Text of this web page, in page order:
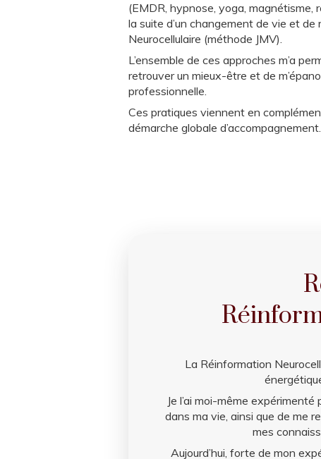
(EMDR, hypnose, yoga, magnétisme,
la suite d’un changement de vie et de
Neurocellulaire (méthode JMV).
L’ensemble de ces approches m’a
retrouver un mieux-être et de
professionnelle.
Ces pratiques viennent en
démarche globale d’accompagnement.
La Réinformation
Je l’ai moi-même
dans ma vie, ainsi que de me
mes
Aujourd’hui, forte de mon